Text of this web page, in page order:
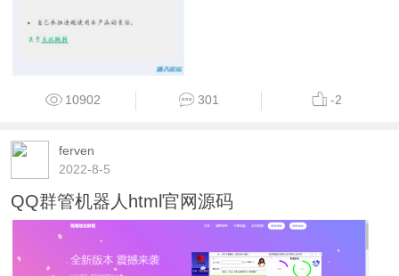
10902 301 -2
ferven
2022-8-5
QQ群管机器人html官网源码